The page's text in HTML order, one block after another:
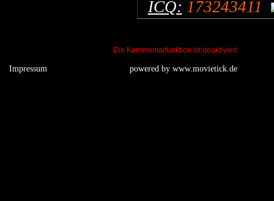
ICQ: 173243411
Die Kommentarfunktion ist deaktiviert.
Impressum powered by www.movietick.de